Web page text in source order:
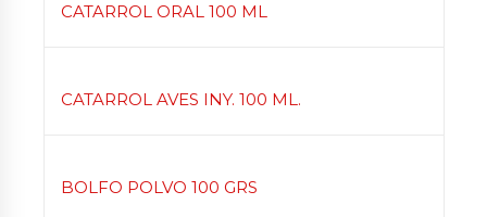
CATARROL ORAL 100 ML
CATARROL AVES INY. 100 ML.
BOLFO POLVO 100 GRS